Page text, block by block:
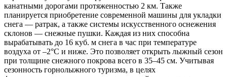
канатными дорогами протяженностью 2 км. Также
планируется приобретение современной машины для укладки
снега — ратрак, а также системы искусственного оснежения
склонов — снежные пушки. Каждая из них способна
вырабатывать до 16 куб. м снега в час при температуре
воздуха от –2°C и ниже. Это позволяет открыть лыжный сезон
при толщине снежного покрова всего в 35–45 см. Учитывая
сезонность горнолыжного туризма, в целях